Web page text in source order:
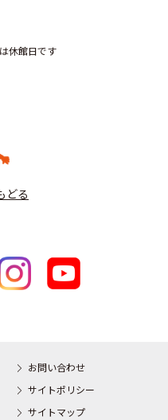
は休館日です
どる
お問い合わせ
サイトポリシー
サイトマップ